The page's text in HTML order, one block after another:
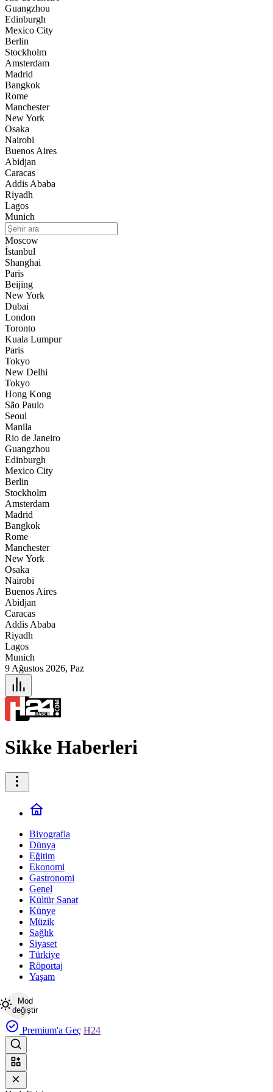
12:41
Hakkari’de Dağ keçileri ihaleyle Öldürülecek
12:34
Mossad’ın İran Masası Başkanı görevden alındı
21:02
Bitlis Koltik’te Barış Zamanı
17:04
Espressocu patronlar, dönerci overlokçular
13:43
BİR ŞEFİ BÜYÜK YAPAN YEMEKLERİ DEĞİL, ARDINDA
BIRAKTIĞI İZDİR.
13:08
Gülistan Doku soruşturmasında 2 dalgıç tutuklandı
Guangzhou
Edinburgh
Mexico City
Berlin
Stockholm
Amsterdam
Madrid
Bangkok
Rome
Manchester
New York
Osaka
Nairobi
Buenos Aires
Abidjan
Caracas
Addis Ababa
Riyadh
Lagos
Munich
Moscow
İstanbul
Shanghai
Paris
Beijing
New York
Dubai
London
Toronto
Kuala Lumpur
Paris
Tokyo
New Delhi
Tokyo
Hong Kong
São Paulo
Seoul
Manila
Rio de Janeiro
Guangzhou
Edinburgh
Mexico City
Berlin
Stockholm
Amsterdam
Madrid
Bangkok
Rome
Manchester
New York
Osaka
Nairobi
Buenos Aires
Abidjan
Caracas
Addis Ababa
Riyadh
Lagos
Munich
9 Ağustos 2026, Paz
Sikke Haberleri
Biyografia
Dünya
Eğitim
Ekonomi
Gastronomi
Genel
Kültür Sanat
Künye
Müzik
Sağlık
Siyaset
Türkiye
Röportaj
Yaşam
Mod
değiştir
Premium'a Geç H24